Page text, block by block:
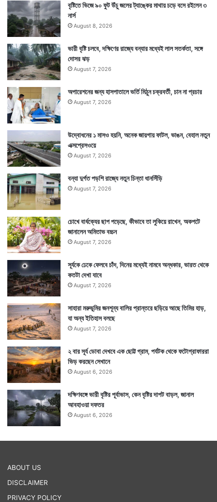
বৃষ্টিতে ভিজে ৯০ ফুট উঁচু জলের ট্যাঙ্কের মাথায় চড়ে বসে রইলেন ৩
নার্স
August 8, 2026
ভারী বৃষ্টি চলবে, দক্ষিণের রাজ্যে বন্যার মধ্যেই লাল সতর্কতা, সঙ্গে
দোসর ঝড়
August 7, 2026
অপারেশনের জন্য হাসপাতালে ভর্তি মিঠুন চক্রবর্তী, চান না প্রচার
August 7, 2026
উদ্বোধনের ১ মাসও হয়নি, অনেক জায়গায় ফাটল, ভাঙন, বেহাল নতুন
এক্সপ্রেসওয়ে
August 7, 2026
বন্যা দুর্গত পড়শি রাজ্যে নতুন চিন্তা ধানসিঁড়ি
August 7, 2026
চোখে বার্ধক্যের ছাপ পড়েছে, কীভাবে তা লুকিয়ে রাখেন, অকপটে
জানালেন অমিতাভ বচ্চন
August 7, 2026
সূর্যকে ঢেকে ফেলবে চাঁদ, দিনের মধ্যেই নামবে অন্ধকার, ভারত থেকে
কতটা দেখা যাবে
August 7, 2026
সাহারা মরুভূমির জনশূন্য বালির প্রান্তরে ছড়িয়ে আছে তিমির হাড়,
যা অন্য ইতিহাস বলছে
August 7, 2026
২ বার সূর্য ডোবা দেখবে এক ছোট্ট গ্রাম, পর্যটক থেকে ফটোগ্রাফাররা
ভিড় করছেন সেখানে
August 6, 2026
দক্ষিণবঙ্গে ভারী বৃষ্টির পূর্বাভাস, কেন বৃষ্টির দাপট বাড়ল, জানাল
আবহাওয়া দফতর
August 6, 2026
ABOUT US
DISCLAIMER
PRIVACY POLICY